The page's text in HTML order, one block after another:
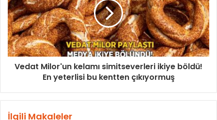
Vedat Milor'un kelamı simitseverleri ikiye böldü!
En yeterlisi bu kentten çıkıyormuş
İlgili Makaleler